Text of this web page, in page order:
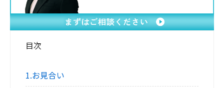
目次
1.お見合い